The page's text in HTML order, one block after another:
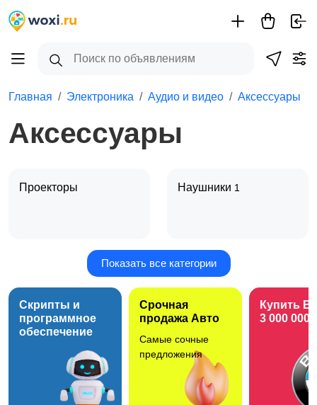
Главная Электроника Аудио и видео Аксессуары
Аксессуары
Проекторы Наушники 1
Акустика, колонки,
сабвуферы
Аксессуары
Музыкальные центры,
магнитолы
Усилители и ресиверы
Показать все категории
Скрипты и
программное
обеспечение
Срочная
продажа Авто
Самые сочные
предложения
Купить
3 000 000